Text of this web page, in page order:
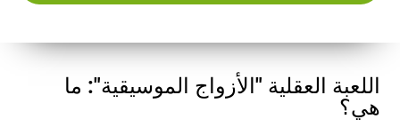
اللعبة العقلية "الأزواج الموسيقية": ما
هي؟